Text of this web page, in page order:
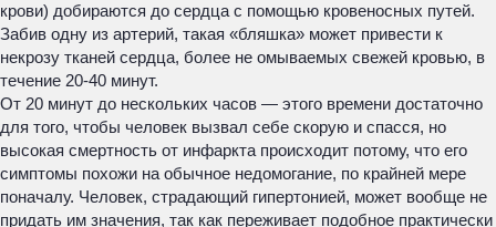
крови) добираются до сердца с помощью кровеносных путей.
Забив одну из артерий, такая «бляшка» может привести к
некрозу тканей сердца, более не омываемых свежей кровью, в
течение 20-40 минут.
От 20 минут до нескольких часов — этого времени достаточно
для того, чтобы человек вызвал себе скорую и спасся, но
высокая смертность от инфаркта происходит потому, что его
симптомы похожи на обычное недомогание, по крайней мере
поначалу. Человек, страдающий гипертонией, может вообще не
придать им значения, так как переживает подобное практически